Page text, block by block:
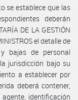
se establece que las
deberán
DE LA GESTIÓN
el detalle de
bajas de personal
jurisdicción bajo su
a establecer por
deberá contener,
identificación